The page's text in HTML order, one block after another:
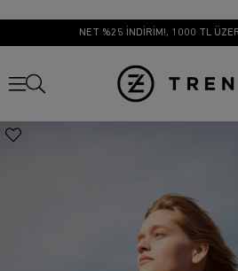
NET %25 İNDİRİM!, 1000 TL